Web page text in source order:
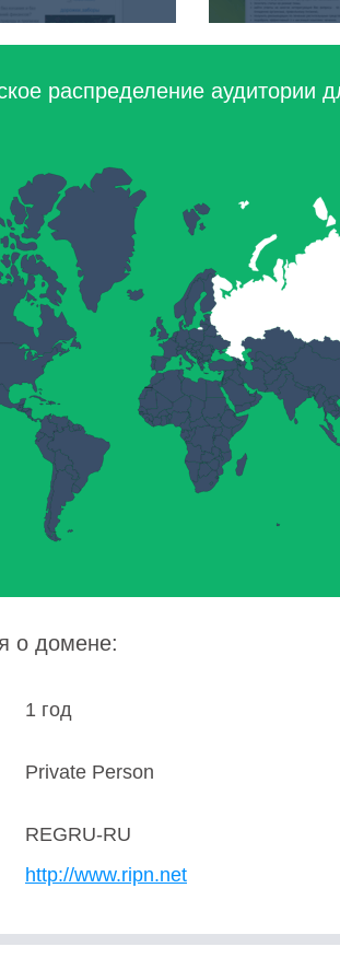
распределение аудитории
о домене:
1 год
Private Person
REGRU-RU
http://www.ripn.net